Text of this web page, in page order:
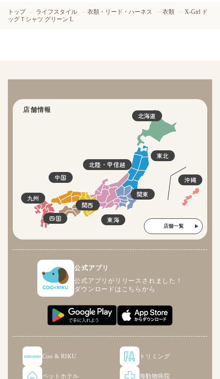
トップ ライフスタイル 衣類・リード・ハーネス 衣類
X-Girl ド
ッグＴシャツ グリーン L
店舗情報
北海道
東北
関東
北陸・甲信越
東海
関西
四国
中国
九州
沖縄
店舗一覧
公式アプリ
公式アプリがリリースされました！
ダウンロードはこちらから
Coo & RIKU トリミング
ペットホテル 海動物病院